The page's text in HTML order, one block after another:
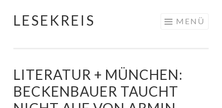
Springe
LESEKREIS MENÜ
LITERATUR + MÜNCHEN:
BECKENBAUER TAUCHT